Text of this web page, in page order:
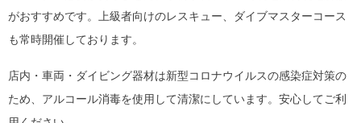
がおすすめです。上級者向けのレスキュー、ダイブマスターコース
も常時開催しております。
店内・車両・ダイビング器材は新型コロナウイルスの感染症対策の
ため、アルコール消毒を使用して清潔にしています。安心してご利